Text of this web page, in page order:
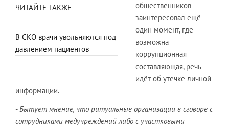
ЧИТАЙТЕ ТАКЖЕ
В СКО врачи увольняются под
давлением пациентов
общественников
заинтересовал ещё
один момент, где
возможна
коррупционная
составляющая, речь
идёт об утечке личной
информации.
-Бытует мнение, что ритуальные организации в сговоре с
сотрудниками медучреждений либо с участковыми